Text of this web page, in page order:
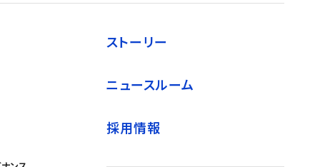
ストーリー
ニュースルーム
採用情報